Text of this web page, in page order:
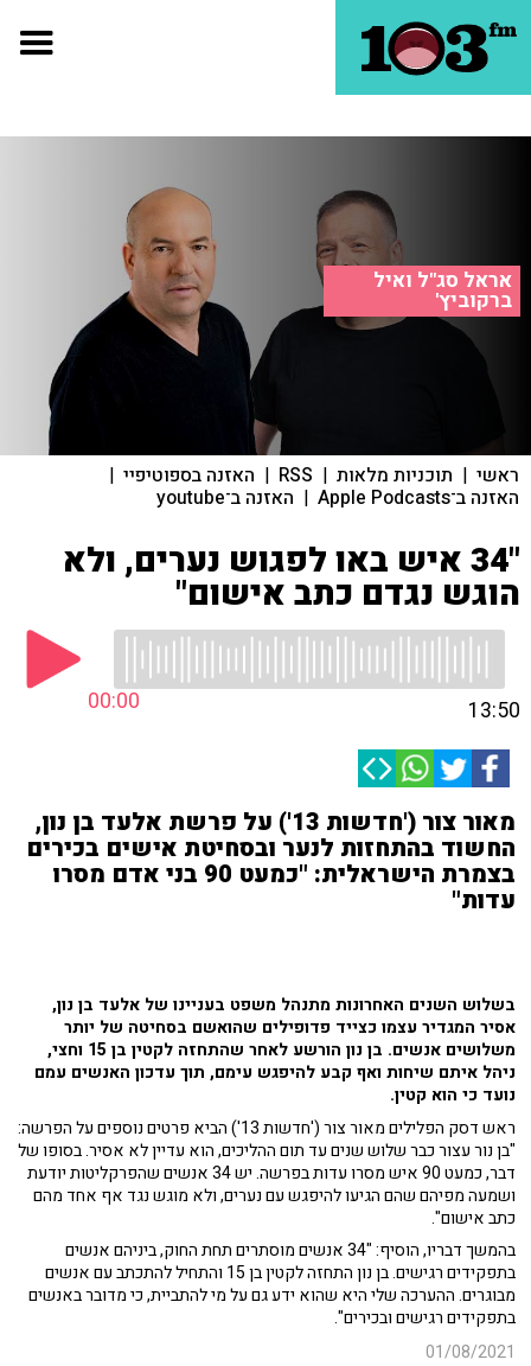
אראל סג"ל ואיל
ברקוביץ'
ראשי | תוכניות מלאות |
RSS
| האזנה בספוטיפיי |
האזנה ב־Apple Podcasts | האזנה ב־youtube
"34 איש באו לפגוש נערים, ולא
הוגש נגדם כתב אישום"
00:00 13:50
מאור צור ('חדשות 13') על פרשת אלעד בן נון,
החשוד בהתחזות לנער ובסחיטת אישים בכירים
בצמרת הישראלית: "כמעט 90 בני אדם מסרו
עדות"
בשלוש השנים האחרונות מתנהל משפט בעניינו של אלעד בן נון,
אסיר המגדיר עצמו כצייד פדופילים שהואשם בסחיטה של יותר
משלושים אנשים. בן נון הורשע לאחר שהתחזה לקטין בן 15 וחצי,
ניהל איתם שיחות ואף קבע להיפגש עימם, תוך עדכון האנשים עמם
נועד כי הוא קטין.
ראש דסק הפלילים מאור צור ('חדשות 13') הביא פרטים נוספים על הפרשה:
"בן נור עצור כבר שלוש שנים עד תום ההליכים, הוא עדיין לא אסיר. בסופו של
דבר, כמעט 90 איש מסרו עדות בפרשה. יש 34 אנשים שהפרקליטות יודעת
ושמעה מפיהם שהם הגיעו להיפגש עם נערים, ולא מוגש נגד אף אחד מהם
כתב אישום".
בהמשך דבריו, הוסיף: "34 אנשים מוסתרים תחת החוק, ביניהם אנשים
בתפקידים רגישים. בן נון התחזה לקטין בן 15 והתחיל להתכתב עם אנשים
מבוגרים. ההערכה שלי היא שהוא ידע גם על מי להתביית, כי מדובר באנשים
בתפקידים רגישים ובכירים".
01/08/2021